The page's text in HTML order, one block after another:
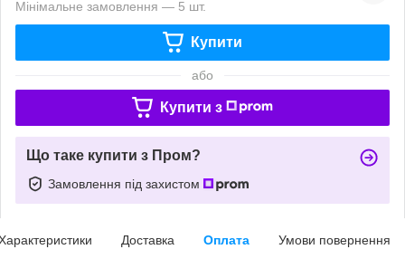
Мінімальне замовлення — 5 шт.
Купити
або
Купити з
Що таке купити з Пром?
Замовлення під захистом
Доставка Оплата Умови повернення